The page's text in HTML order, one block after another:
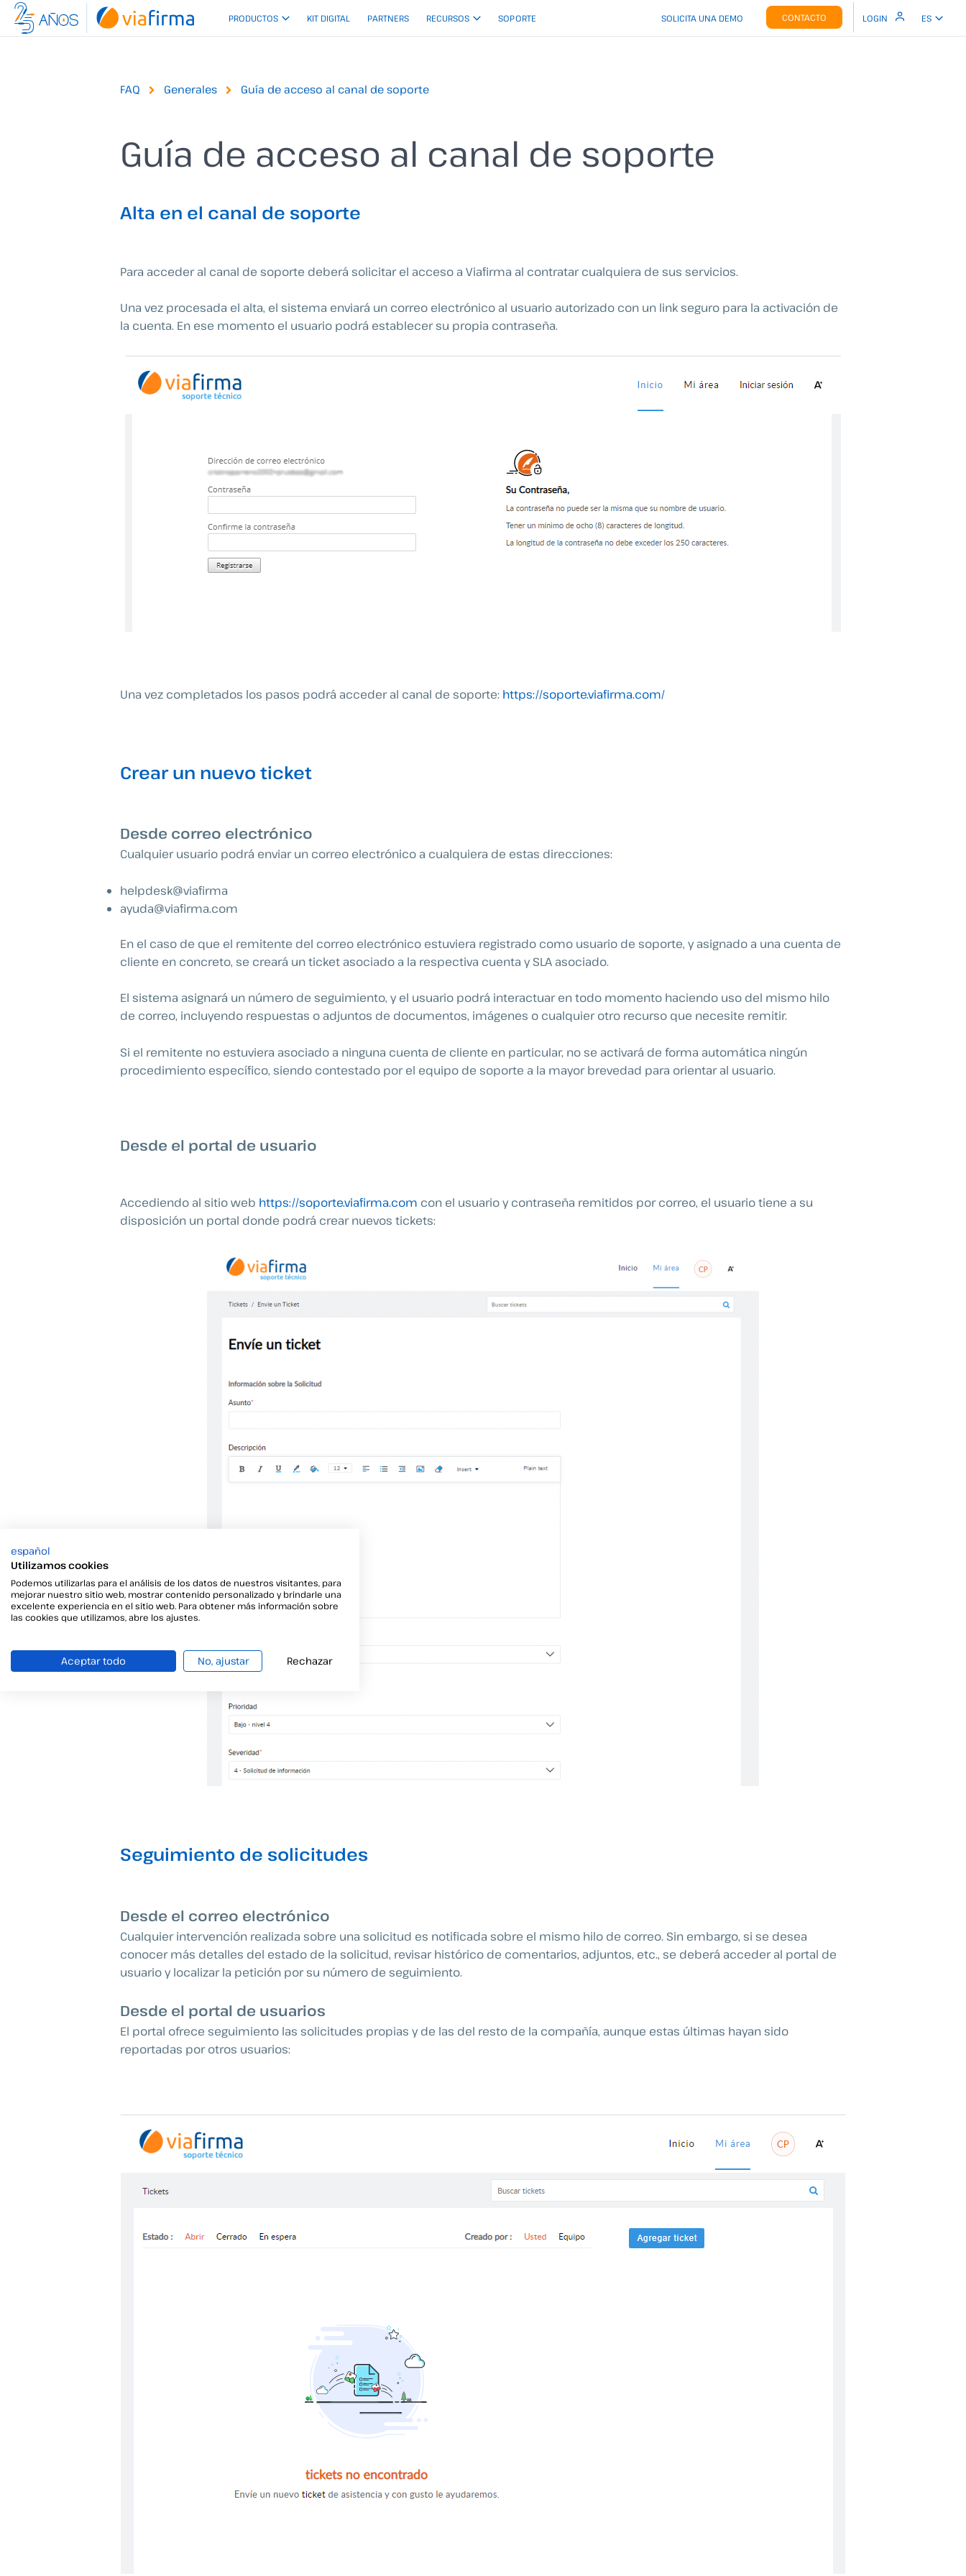
PRODUCTOS KIT DIGITAL PARTNERS RECURSOS SOPORTE SOLICITA UNA DEMO CONTACTO LOGIN ES
FAQ Generales Guía de acceso al canal de soporte
Guía de acceso al canal de soporte
Alta en el canal de soporte
Para acceder al canal de soporte deberá solicitar el acceso a Viafirma al contratar cualquiera de sus servicios.
Una vez procesada el alta, el sistema enviará un correo electrónico al usuario autorizado con un link seguro para la activación de
la cuenta. En ese momento el usuario podrá establecer su propia contraseña.
Una vez completados los pasos podrá acceder al canal de soporte: https://soporte.viafirma.com/
Crear un nuevo ticket
Desde correo electrónico
Cualquier usuario podrá enviar un correo electrónico a cualquiera de estas direcciones:
helpdesk@viafirma
ayuda@viafirma.com
En el caso de que el remitente del correo electrónico estuviera registrado como usuario de soporte, y asignado a una cuenta de
cliente en concreto, se creará un ticket asociado a la respectiva cuenta y SLA asociado.
El sistema asignará un número de seguimiento, y el usuario podrá interactuar en todo momento haciendo uso del mismo hilo
de correo, incluyendo respuestas o adjuntos de documentos, imágenes o cualquier otro recurso que necesite remitir.
Si el remitente no estuviera asociado a ninguna cuenta de cliente en particular, no se activará de forma automática ningún
procedimiento específico, siendo contestado por el equipo de soporte a la mayor brevedad para orientar al usuario.
Desde el portal de usuario
Accediendo al sitio web https://soporte.viafirma.com con el usuario y contraseña remitidos por correo, el usuario tiene a su
disposición un portal donde podrá crear nuevos tickets:
Seguimiento de solicitudes
Desde el correo electrónico
Cualquier intervención realizada sobre una solicitud es notificada sobre el mismo hilo de correo. Sin embargo, si se desea
conocer más detalles del estado de la solicitud, revisar histórico de comentarios, adjuntos, etc., se deberá acceder al portal de
usuario y localizar la petición por su número de seguimiento.
Desde el portal de usuarios
El portal ofrece seguimiento las solicitudes propias y de las del resto de la compañía, aunque estas últimas hayan sido
reportadas por otros usuarios:
español
Utilizamos cookies
Podemos utilizarlas para el análisis de los datos de nuestros visitantes, para
mejorar nuestro sitio web, mostrar contenido personalizado y brindarle una
excelente experiencia en el sitio web. Para obtener más información sobre
las cookies que utilizamos, abre los ajustes.
Aceptar todo No, ajustar Rechazar